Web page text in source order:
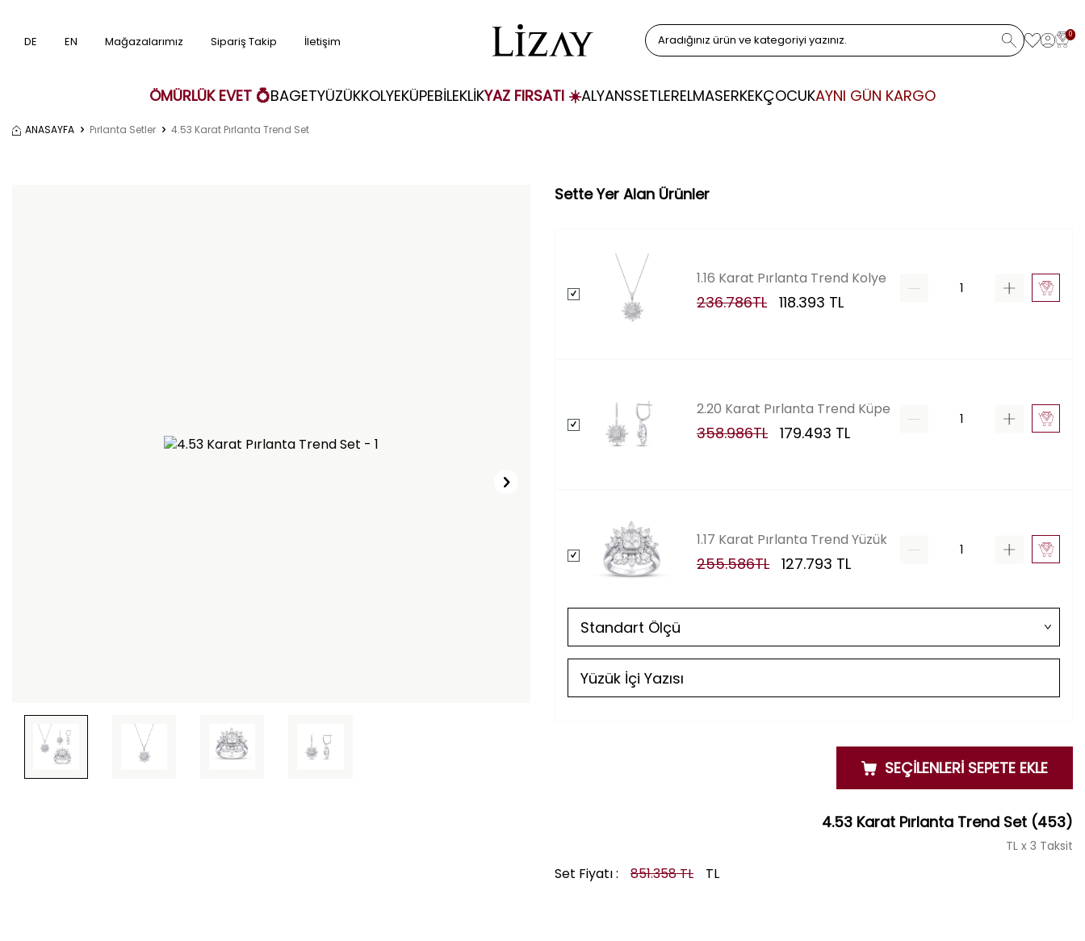
DE EN Mağazalarımız Sipariş Takip İletişim 0
ÖMÜRLÜK EVET 💍BAGETYÜZÜKKOLYEKÜPEBİLEKLİKYAZ FIRSATI ☀️ALYANSSETLERELMASERKEKÇOCUKAYNI GÜN KARGO
ANASAYFA Pırlanta Setler 4.53 Karat Pırlanta Trend Set
Sette Yer Alan Ürünler
1.16 Karat Pırlanta Trend Kolye
236.786TL 118.393 TL
2.20 Karat Pırlanta Trend Küpe
358.986TL 179.493 TL
1.17 Karat Pırlanta Trend Yüzük
255.586TL 127.793 TL
SEÇİLENLERİ SEPETE EKLE
4.53 Karat Pırlanta Trend Set (453)
TL x 3 Taksit
Set Fiyatı : 851.358 TL TL